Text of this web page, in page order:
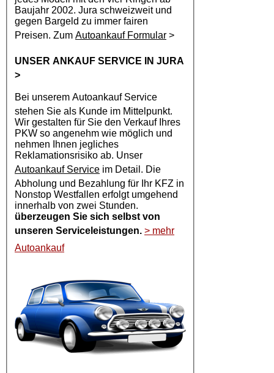
Baujahr 2002. Jura schweizweit und
gegen Bargeld zu immer fairen
Preisen. Zum Autoankauf Formular >
UNSER ANKAUF SERVICE IN JURA
>
Bei unserem AutoankaufService
stehen Sie als Kunde im Mittelpunkt.
Wir gestalten für Sie den Verkauf Ihres
PKW so angenehm wie möglich und
nehmen Ihnen jegliches
Reklamationsrisiko ab. Unser
Autoankauf Service im Detail. Die
Abholung und Bezahlung für Ihr KFZ in
Nonstop Westfallen erfolgt umgehend
innerhalb von zwei Stunden.
überzeugen Sie sich selbst von
unseren Serviceleistungen. > mehr
Autoankauf